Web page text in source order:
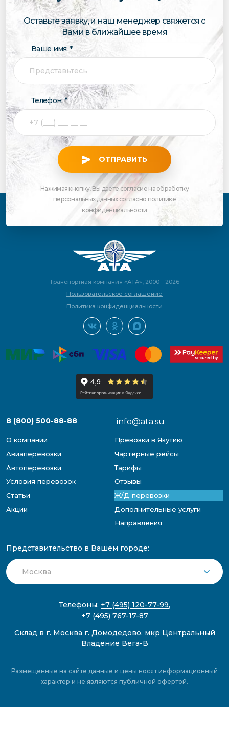
Оставьте заявку, и наш менеджер свяжется с
Вами в ближайшее время
Ваше имя: *
Телефон: *
ОТПРАВИТЬ
Нажимая кнопку, Вы даете согласие на обработку
персональных данныхсогласно политике
конфиденциальности
Транспортная компания «АТА», 2000—2026
Пользовательское соглашение
Политика конфиденциальности
8 (800) 500-88-88 info@ata.su
О компании
Превозки в Якутию
Авиаперевозки
Чартерные рейсы
Автоперевозки
Тарифы
Условия перевозок
Отзывы
Статьи
Ж/Д перевозки
Акции
Дополнительные услуги
Направления
Представительство в Вашем городе:
Телефоны: +7 (495) 120-77-99,
+7 (495) 767-17-87
Склад в г. Москва г. Домодедово, мкр Центральный
Владение Вега-В
Размещенные на сайте данные и цены носят информационный
характер и не являются публичной офертой.